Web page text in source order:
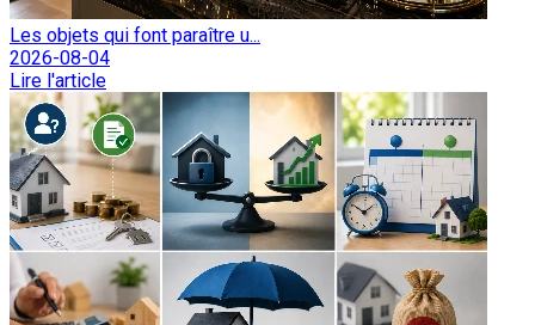
Les objets qui font paraître u...
2026-08-04
Lire l'article